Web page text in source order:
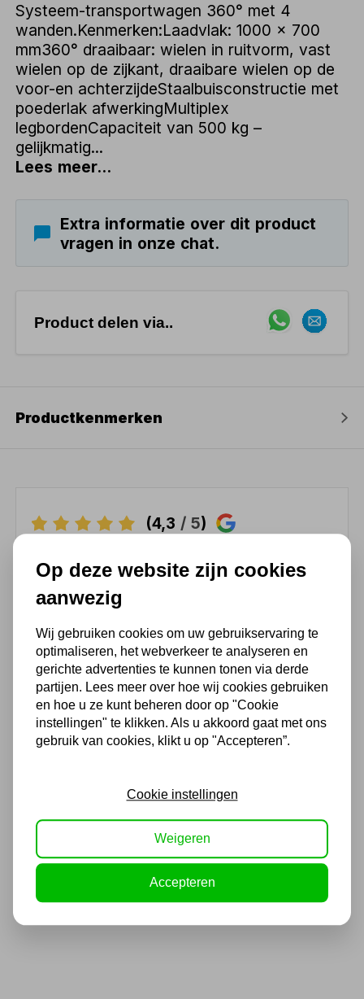
Systeem-transportwagen 360° met 4
wanden.Kenmerken:Laadvlak: 1000 x 700
mm360° draaibaar: wielen in ruitvorm, vast
wielen op de zijkant, draaibare wielen op de
voor-en achterzijdeStaalbuisconstructie met
poederlak afwerkingMultiplex
legbordenCapaciteit van 500 kg –
gelijkmatig...
Lees meer...
Extra informatie over dit product
vragen in onze chat.
Product delen via..
Productkenmerken
(4,3 / 5)
Chat met ons van 9:00 tot 21:00 !
Voor 16.00 u besteld, dezelfde dag
verzonden
(Technische) Vragen ? Bel ons +31
548 51 75 75
1.500 m2 winkel in Rijssen !
Twents familiebedrijf sinds 1992 !
KOPWANDEN 500KG
336,38
278,00 excl. BTW
Op deze website zijn cookies
aanwezig
Wij gebruiken cookies om uw gebruikservaring te
optimaliseren, het webverkeer te analyseren en
gerichte advertenties te kunnen tonen via derde
partijen. Lees meer over hoe wij cookies gebruiken
en hoe u ze kunt beheren door op "Cookie
instellingen" te klikken. Als u akkoord gaat met ons
gebruik van cookies, klikt u op "Accepteren”.
Cookie instellingen
Weigeren
Accepteren